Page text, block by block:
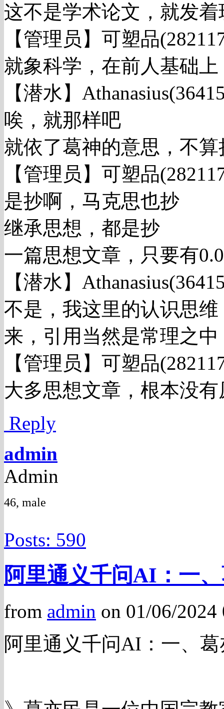
这不是学术论文，就发
【管理员】可塑品
就象科学，在前人基础上
【潜水】
唉，就那样吧
就依了葛神的意思，不算
【管理员】可塑品
是抄啊，马克思也抄
继承思想，都是抄
一篇思想文章，只要有
【潜水】
不是，我这里的认识思
来，引用当然是常理之
【管理员】可塑品
大多思想文章，根本没有
Reply
admin
Admin
46, male
Posts: 590
阿里通义千问AI：一
from admin on 01/06/
阿里通义千问AI：一、葛